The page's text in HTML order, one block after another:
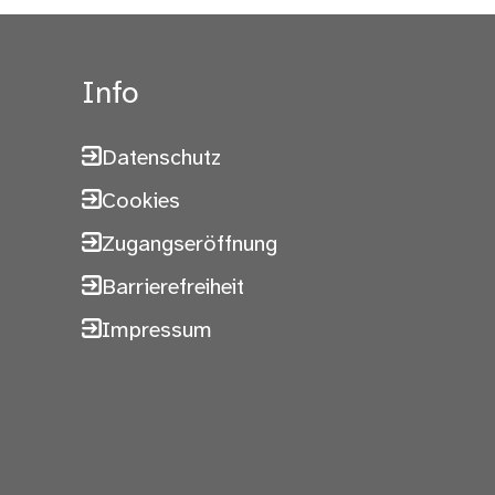
Info
Datenschutz
Cookies
Zugangseröffnung
Barrierefreiheit
Impressum